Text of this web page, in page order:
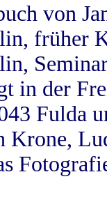
von
früher
in der
Fulda
Krone,